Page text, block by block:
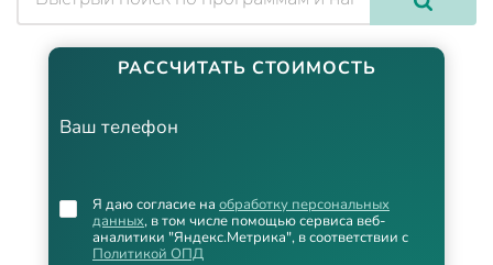
РАССЧИТАТЬ СТОИМОСТЬ
Ваш телефон
Я даю согласие на обработку персональных
данных, в том числе помощью сервиса веб-
аналитики "Яндекс.Метрика", в соответствии с
Политикой ОПД